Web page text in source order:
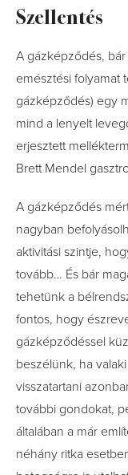
Szellentés
A gázképződés,
emésztési folyamat
gázképződés) egy
mind a lenyelt
erjesztett
Brett Mendel
A gázképződés
nagyban
aktivitási szintje,
tovább… És bár
tehetünk a
fontos, hogy
gázképződéssel
beszélünk, ha
visszatartani
további gondokat,
általában a már
néhány ritka